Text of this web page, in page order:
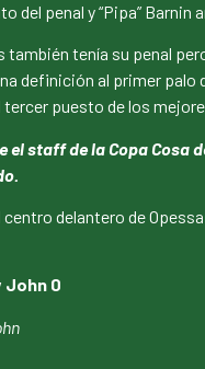
del penal y “Pipa” Barnin
también tenía su penal
definición al primer
puesto de los
el staff de la Copa Cosa
centro delantero de
John 0